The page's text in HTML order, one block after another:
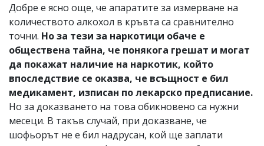
Добре е ясно още, че апаратите за измерване на
количеството алкохол в кръвта са сравнително
точни. Но за тези за наркотици обаче е
обществена тайна, че понякога грешат и могат
да покажат наличие на наркотик, който
впоследствие се оказва, че всъщност е бил
медикамент, изписан по лекарско предписание.
Но за доказването на това обикновено са нужни
месеци. В такъв случай, при доказване, че
шофьорът не е бил надрусан, кой ще заплати